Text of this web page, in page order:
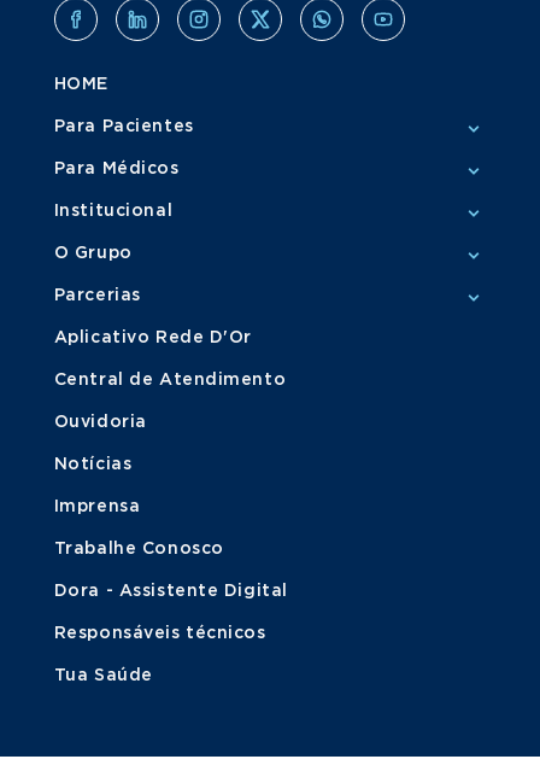
HOME
Para Pacientes
Para Médicos
Institucional
O Grupo
Parcerias
Aplicativo Rede D'Or
Central de Atendimento
Ouvidoria
Notícias
Imprensa
Trabalhe Conosco
Dora - Assistente Digital
Responsáveis técnicos
Tua Saúde